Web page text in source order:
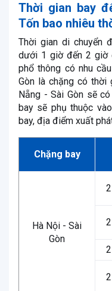
Thời gian bay
Tốn bao nhiêu
Thời gian di chuyển
dưới 1 giờ đến 2 giờ
phổ thông có nhu
Gòn là chặng có thời
Nẵng - Sài Gòn sẽ
bay sẽ phụ thuộc
bay, địa điểm xuất
Chặng bay
Hà Nội - Sài
Gòn